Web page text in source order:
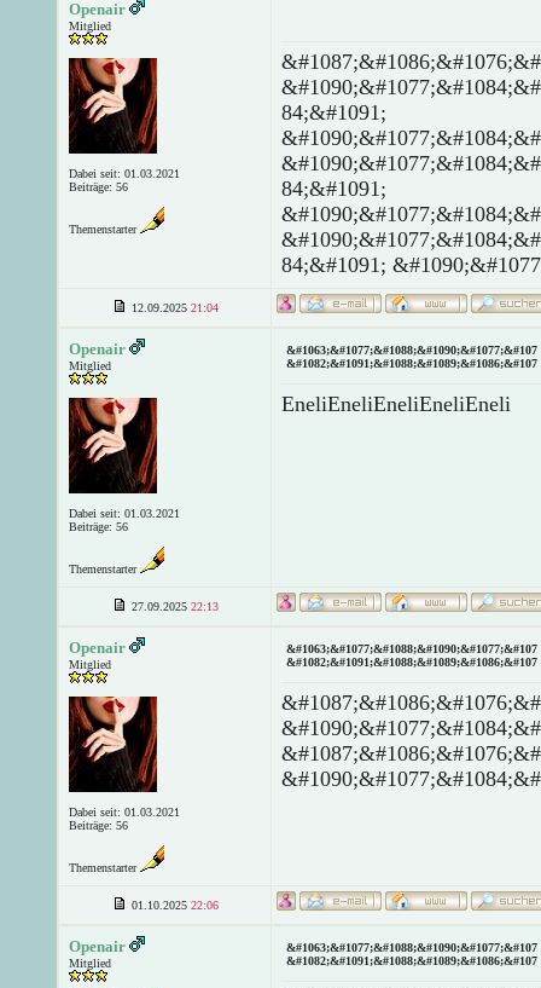
Openair
Mitglied
Dabei seit: 01.03.2021
Beiträge: 56
Themenstarter
84;&#1091;
84;&#1091;
84;&#1091;
12.09.2025 21:04
Openair
Mitglied
Dabei seit: 01.03.2021
Beiträge: 56
Themenstarter
&#1082;&#1091;&#1088;&#1089;&#1086;&#107
EneliEneliEneliEneliEneli
27.09.2025 22:13
Openair
Mitglied
Dabei seit: 01.03.2021
Beiträge: 56
Themenstarter
&#1082;&#1091;&#1088;&#1089;&#1086;&#107
01.10.2025 22:06
Openair
Mitglied
&#1082;&#1091;&#1088;&#1089;&#1086;&#107